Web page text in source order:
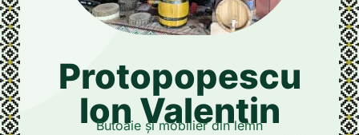
Protopopescu
Ion Valentin
Butoaie și mobilier din lemn